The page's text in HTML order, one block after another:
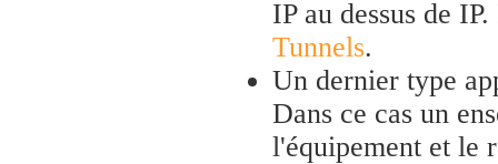
IP au dessus de
Tunnels.
Un dernier type
Dans ce cas un
l'équipement et le